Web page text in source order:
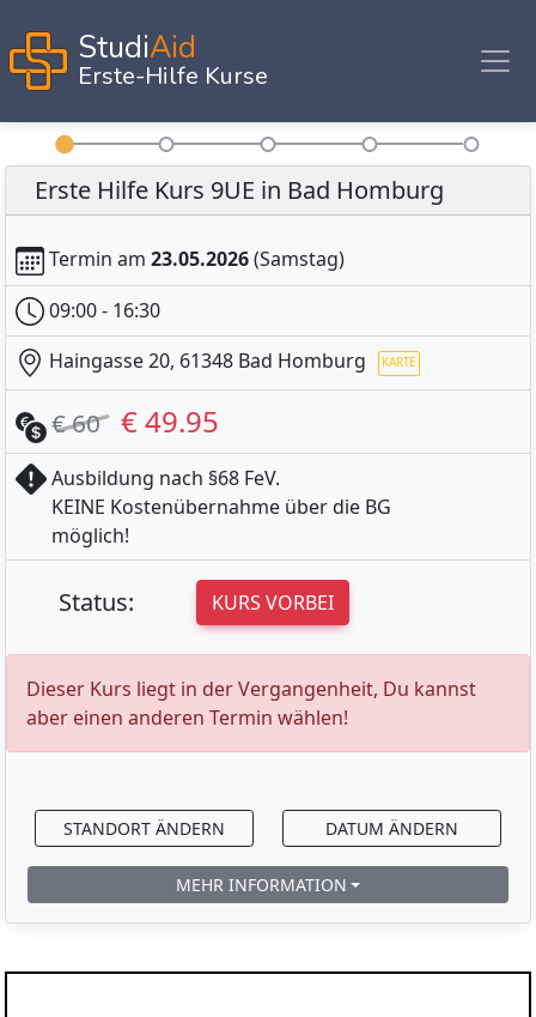
StudiAid
Erste-Hilfe Kurse
Erste Hilfe Kurs 9UE in Bad Homburg
Termin am 23.05.2026(Samstag)
09:00 - 16:30
Haingasse 20, 61348 Bad Homburg
€ 60 € 49.95
Ausbildung nach §68 FeV.
KEINE Kostenübernahme über die BG
möglich!
Status: KURS VORBEI
Dieser Kurs liegt in der Vergangenheit, Du kannst
aber einen anderen Termin wählen!
STANDORT ÄNDERN DATUM ÄNDERN
MEHR INFORMATION